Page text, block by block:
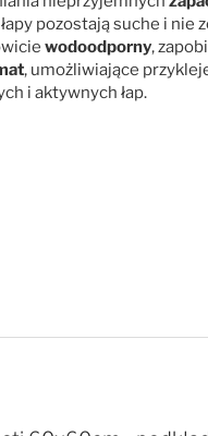
pozostają suche i nie
wodoodporny,
, umożliwiające
i aktywnych łap.